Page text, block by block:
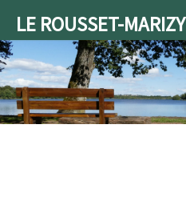
LE ROUSSET-MARIZY